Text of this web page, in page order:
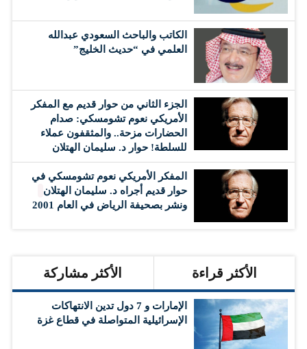
الكاتب والباحث السعودي عبدالله
العلمي في “حديث الخليج”
الجزء الثاني من حوار قديم مع المفكر
الأمريكي نعوم تشومسكي: صدام
الحضارات مزحة.. والمثقفون عملاء
للسلطة! حوار د. سليمان الهتلان
المفكر الأمريكي نعوم تشومسكي في
حوار قديم أجراه د. سليمان الهتلان
ونشر بصحيفة الرياض في العام 2001
الأكثر قراءة الأكثر مشاركة
الإمارات و 7 دول تدين الانتهاكات
الإسرائيلية المتواصلة في قطاع غزة